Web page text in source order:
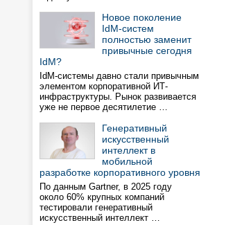
Новое поколение
IdM-систем
полностью заменит
привычные сегодня
IdM?
IdM-системы давно стали привычным
элементом корпоративной ИТ-
инфраструктуры. Рынок развивается
уже не первое десятилетие …
Генеративный
искусственный
интеллект в
мобильной
разработке корпоративного уровня
По данным Gartner, в 2025 году
около 60% крупных компаний
тестировали генеративный
искусственный интеллект …